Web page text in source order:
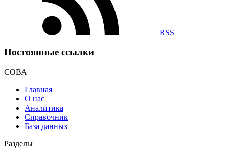
RSS
Постоянные ссылки
СОВА
Главная
О нас
Аналитика
Справочник
База данных
Разделы